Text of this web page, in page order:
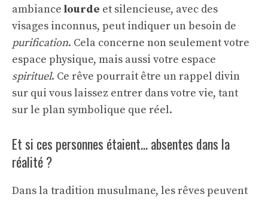
ambiance lourde et silencieuse, avec des
visages inconnus, peut indiquer un besoin de
purification. Cela concerne non seulement votre
espace physique, mais aussi votre espace
spirituel. Ce rêve pourrait être un rappel divin
sur qui vous laissez entrer dans votre vie, tant
sur le plan symbolique que réel.
Et si ces personnes étaient… absentes dans la
réalité ?
Dans la tradition musulmane, les rêves peuvent